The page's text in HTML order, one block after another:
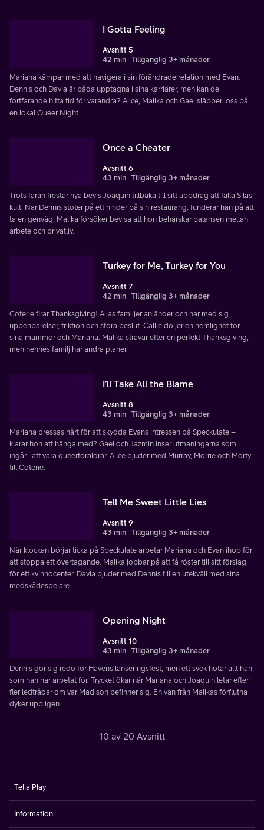
I Gotta Feeling
Avsnitt 5
42 min Tillgänglig 3+ månader
Mariana kämpar med att navigera i sin förändrade relation med Evan.
Dennis och Davia är båda upptagna i sina karriärer, men kan de
fortfarande hitta tid för varandra? Alice, Malika och Gael släpper loss på
en lokal Queer Night.
Once a Cheater
Avsnitt 6
43 min Tillgänglig 3+ månader
Trots faran frestar nya bevis Joaquin tillbaka till sitt uppdrag att fälla Silas
kult. När Dennis stöter på ett hinder på sin restaurang, funderar han på att
ta en genväg. Malika försöker bevisa att hon behärskar balansen mellan
arbete och privatliv.
Turkey for Me, Turkey for You
Avsnitt 7
42 min Tillgänglig 3+ månader
Coterie firar Thanksgiving! Allas familjer anländer och har med sig
uppenbarelser, friktion och stora beslut. Callie döljer en hemlighet för
sina mammor och Mariana. Malika strävar efter en perfekt Thanksgiving,
men hennes familj har andra planer.
I’ll Take All the Blame
Avsnitt 8
43 min Tillgänglig 3+ månader
Mariana pressas hårt för att skydda Evans intressen på Speckulate –
klarar hon att hänga med? Gael och Jazmin inser utmaningarna som
ingår i att vara queerföräldrar. Alice bjuder med Murray, Morrie och Morty
till Coterie.
Tell Me Sweet Little Lies
Avsnitt 9
43 min Tillgänglig 3+ månader
När klockan börjar ticka på Speckulate arbetar Mariana och Evan ihop för
att stoppa ett övertagande. Malika jobbar på att få röster till sitt förslag
för ett kvinnocenter. Davia bjuder med Dennis till en utekväll med sina
medskådespelare.
Opening Night
Avsnitt 10
43 min Tillgänglig 3+ månader
Dennis gör sig redo för Havens lanseringsfest, men ett svek hotar allt han
som han har arbetat för. Trycket ökar när Mariana och Joaquin letar efter
fler ledtrådar om var Madison befinner sig. En vän från Malikas förflutna
dyker upp igen.
10 av 20 Avsnitt
Telia Play
Information